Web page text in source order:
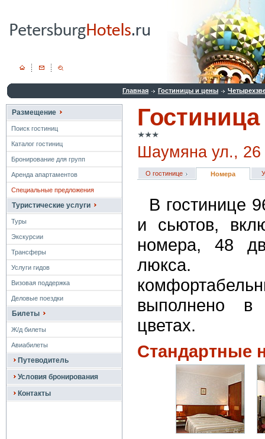
Главная Гостиницы и цены
Размещение
Поиск гостиниц
Каталог гостиниц
Бронирование для групп
Аренда апартаментов
Специальные предложения
Туристические услуги
Туры
Экскурсии
Трансферы
Услуги гидов
Визовая поддержка
Деловые поездки
Билеты
Ж/д билеты
Авиабилеты
Путеводитель
Условия бронирования
Контакты
Шаумяна ул., 26
О гостинице Номера
В гостинице
и сьютов,
номера, 48
люкса.
выполнено в
цветах.
Стандартные